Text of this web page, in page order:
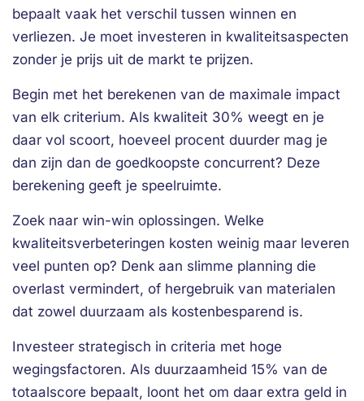
bepaalt vaak het verschil tussen winnen en
verliezen. Je moet investeren in kwaliteitsaspecten
zonder je prijs uit de markt te prijzen.
Begin met het berekenen van de maximale impact
van elk criterium. Als kwaliteit 30% weegt en je
daar vol scoort, hoeveel procent duurder mag je
dan zijn dan de goedkoopste concurrent? Deze
berekening geeft je speelruimte.
Zoek naar win-win oplossingen. Welke
kwaliteitsverbeteringen kosten weinig maar leveren
veel punten op? Denk aan slimme planning die
overlast vermindert, of hergebruik van materialen
dat zowel duurzaam als kostenbesparend is.
Investeer strategisch in criteria met hoge
wegingsfactoren. Als duurzaamheid 15% van de
totaalscore bepaalt, loont het om daar extra geld in